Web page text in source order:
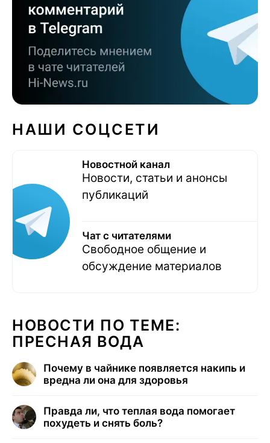
НАШИ СОЦСЕТИ
Новостной канал
Новости, статьи и анонсы
публикаций
Чат с читателями
Свободное общение и
обсуждение материалов
НОВОСТИ ПО ТЕМЕ:
ПРЕСНАЯ ВОДА
Почему в чайнике появляется накипь и
вредна ли она для здоровья
Правда ли, что теплая вода помогает
похудеть и снять боль?